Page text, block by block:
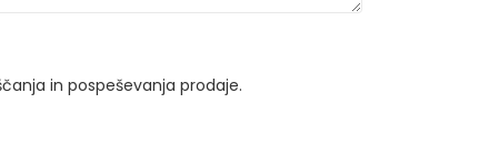
in pospeševanja prodaje.